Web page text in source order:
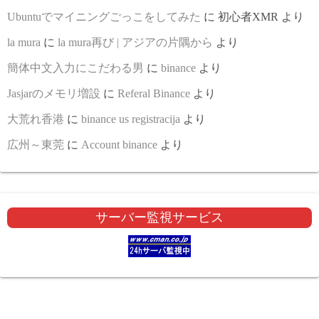
Ubuntuでマイニングごっこをしてみた に 初心者XMR より
la mura に la mura再び | アジアの片隅から より
簡体中文入力にこだわる男 に binance より
Jasjarのメモリ増設 に Referal Binance より
大荒れ香港 に binance us registracija より
広州～東莞 に Account binance より
サーバー監視サービス